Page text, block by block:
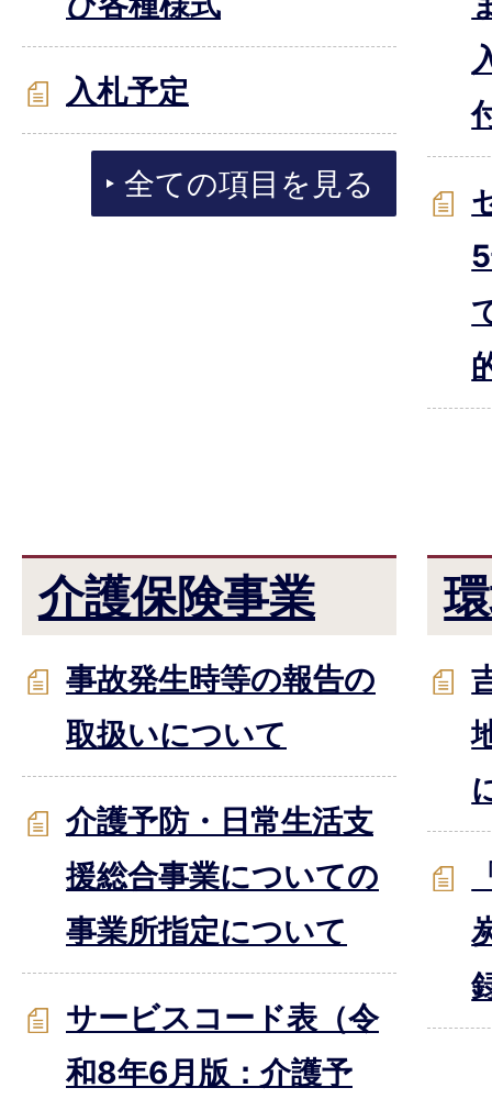
入札予定
全ての項目を見る
介護保険事業
事故発生時等の報告の
取扱いについて
介護予防・日常生活支
援総合事業についての
事業所指定について
サービスコード表（令
和8年6月版：介護予